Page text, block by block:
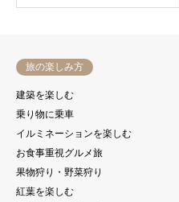
旅の楽しみ方
建築を楽しむ
乗り物に乗車
イルミネーションを楽しむ
お食事重視グルメ旅
果物狩り・野菜狩り
紅葉を楽しむ